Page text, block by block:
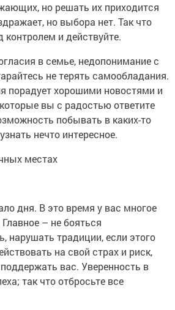
но решать их приходится
но выбора нет. Так что
и действуйте.
в семье, недопонимание с
не терять самообладания.
порадует хорошими новостями и
вы с радостью ответите
побывать в каких-то
нечто интересное.
местах
дня. В это время у вас многое
– не бояться
нарушать традиции, если этого
на свой страх и риск,
вас. Уверенность в
так что отбросьте все